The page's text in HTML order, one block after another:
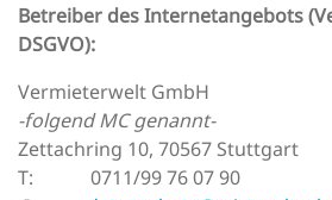
Betreiber des Internetangebots
DSGVO):
Vermieterwelt GmbH
-folgend MC genannt-
Zettachring 10, 70567 Stuttgart
T: 0711/99 76 07 90